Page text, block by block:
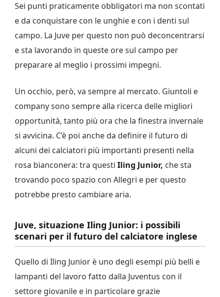
Sei punti praticamente obbligatori ma non scontati
e da conquistare con le unghie e con i denti sul
campo. La Juve per questo non può deconcentrarsi
e sta lavorando in queste ore sul campo per
preparare al meglio i prossimi impegni.
Un occhio, però, va sempre al mercato. Giuntoli e
company sono sempre alla ricerca delle migliori
opportunità, tanto più ora che la finestra invernale
si avvicina. C’è poi anche da definire il futuro di
alcuni dei calciatori più importanti presenti nella
rosa bianconera: tra questi Iling Junior, che sta
trovando poco spazio con Allegri e per questo
potrebbe presto cambiare aria.
Juve, situazione Iling Junior: i possibili
scenari per il futuro del calciatore inglese
Quello di Iling Junior è uno degli esempi più belli e
lampanti del lavoro fatto dalla Juventus con il
settore giovanile e in particolare grazie